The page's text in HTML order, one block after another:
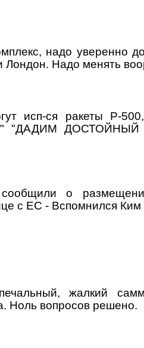
надо уверенно
Лондон. Надо менять
исп-ся ракеты Р-
"ДАДИМ
о
с ЕС - Вспомнился
жалкий
Ноль вопросов решено.